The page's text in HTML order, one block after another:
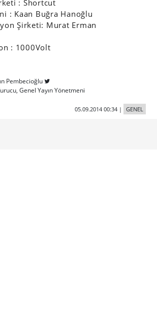
: Shortcut
: Kaan Buğra Hanoğlu
Şirketi: Murat Erman
: 1000Volt
Pembecioğlu
Genel Yayın Yönetmeni
05.09.2014 00:34| GENEL